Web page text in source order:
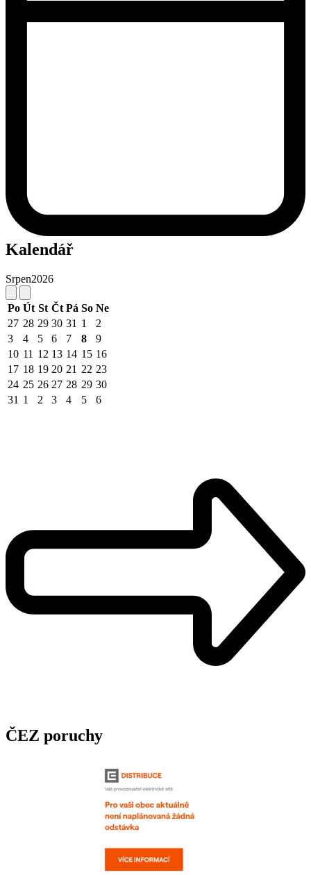
Kalendář
Srpen2026
Po Út St Čt Pá So Ne
27 28 29 30 31 1
2
3
4 5 6 7 8
9
10 11 12 13 14 15 16
17 18 19 20 21 22 23
24 25 26 27 28 29 30
31 1 2 3 4 5 6
ČEZ poruchy